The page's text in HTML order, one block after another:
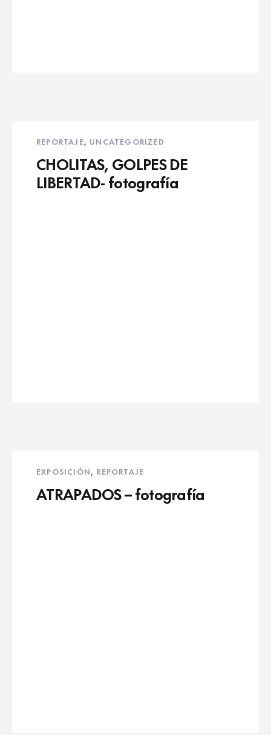
REPORTAJE, UNCATEGORIZED
CHOLITAS, GOLPES DE
LIBERTAD- fotografía
EXPOSICIÓN, REPORTAJE
ATRAPADOS – fotografía